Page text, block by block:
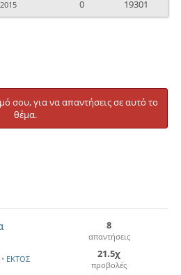
0 19301
σου, για να απαντήσεις σε αυτό το
θέμα.
• ΕΚΤΟΣ
8
απαντήσεις
21.5χ
προβολές